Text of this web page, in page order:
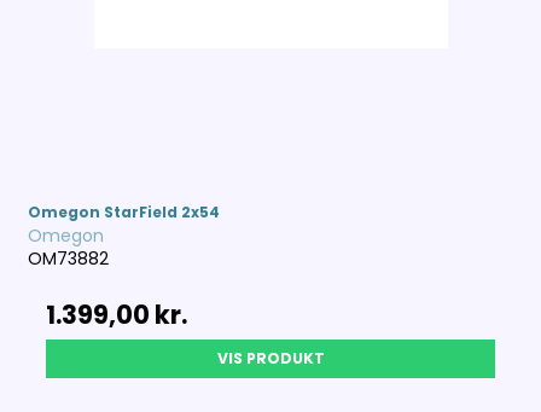
Omegon StarField 2x54
Omegon
OM73882
1.399,00 kr.
VIS PRODUKT